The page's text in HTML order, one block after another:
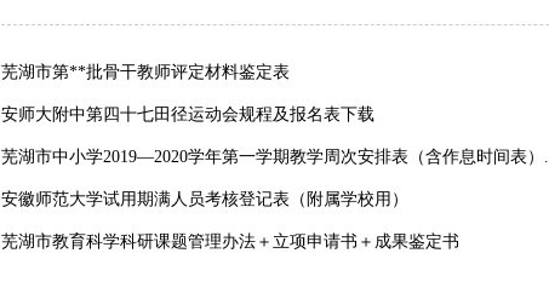
芜湖市第**批骨干教师评定材料鉴定表
安师大附中第四十七田径运动会规程及报名表下载
芜湖市中小学2019—2020学年第一学期教学周次安排表（含作息时间表）.
安徽师范大学试用期满人员考核登记表（附属学校用）
芜湖市教育科学科研课题管理办法＋立项申请书＋成果鉴定书